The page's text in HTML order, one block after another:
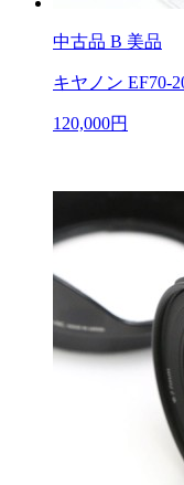
中古品 B 美品
キヤノン EF70-
120,000円